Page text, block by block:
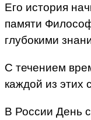
Его история
памяти
глубокими
С течением
каждой из этих
В России День